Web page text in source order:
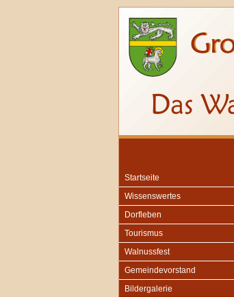
Startseite
Wissenswertes
Dorfleben
Tourismus
Walnussfest
Gemeindevorstand
Bildergalerie